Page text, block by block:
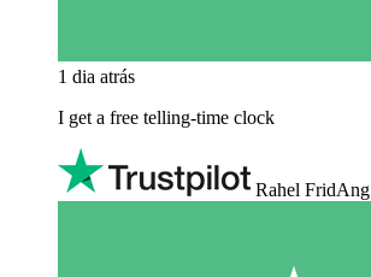
1 dia atrás
I get a free telling-time clock
Rahel FridAng